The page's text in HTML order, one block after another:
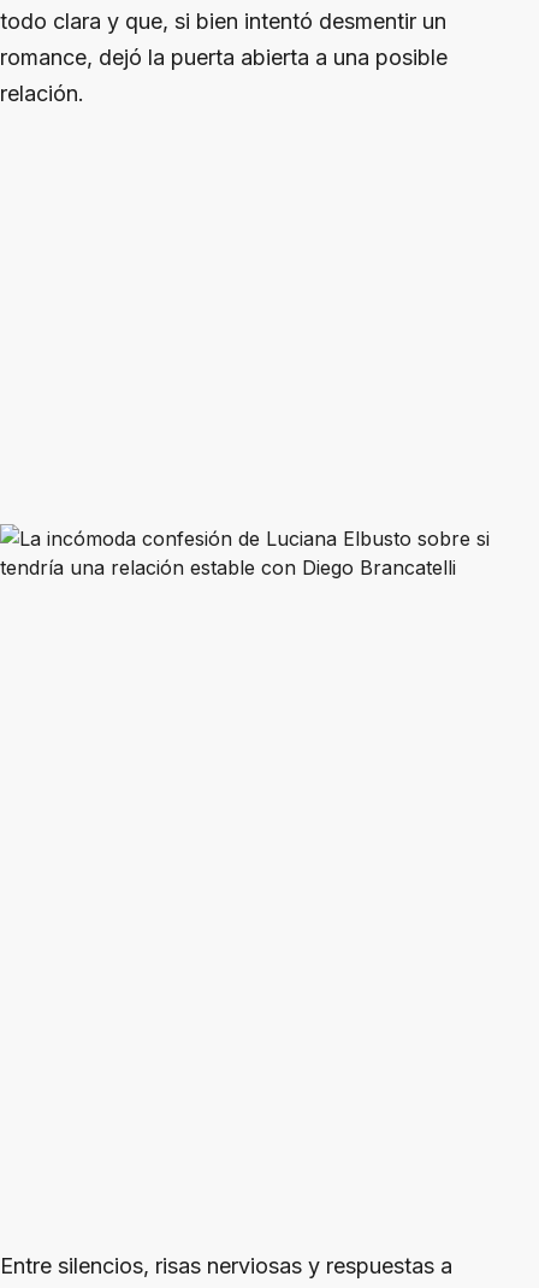
todo clara y que, si bien intentó desmentir un
romance, dejó la puerta abierta a una posible
relación.
Entre silencios, risas nerviosas y respuestas a